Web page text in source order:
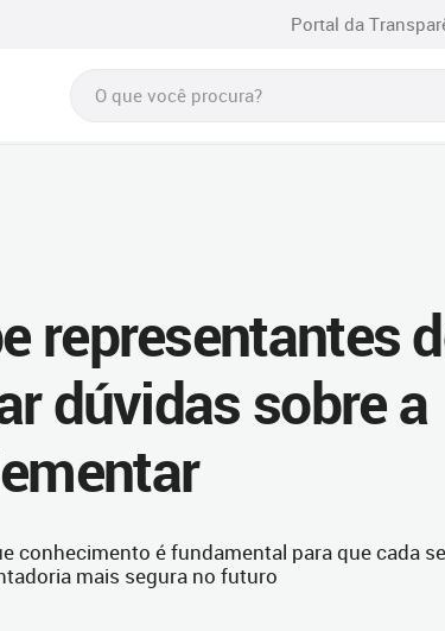
Portal da
representantes
dúvidas sobre a
conhecimento é fundamental para que cada
mais segura no futuro